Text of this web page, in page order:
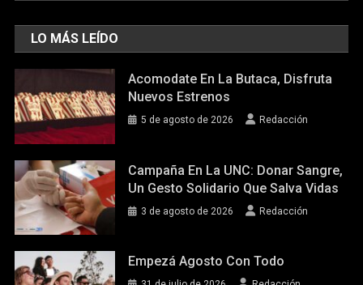
LO MÁS LEÍDO
Acomodate En La Butaca, Disfruta
Nuevos Estrenos
5 de agosto de 2026 Redacción
Campaña En La UNC: Donar Sangre,
Un Gesto Solidario Que Salva Vidas
3 de agosto de 2026 Redacción
Empezá Agosto Con Todo